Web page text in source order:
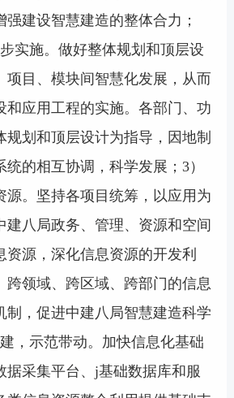
强建设智慧建造的整体合力；
实施。做好整体规划和顶层设
项目、模块间智慧化发展，从而
和应用工程的实施。各部门、功
规划和顶层设计为指导，因地制
的相互协调，科学发展；3）
源。坚持各项目统筹，以应用为
建八局政务、管理、资源和空间
资源，深化信息资源的开发利
跨领域、跨区域、跨部门的信息
制，促进中建八局智慧建造科学
，示范带动。加快信息化基础
据采集平台、j基础数据库和服